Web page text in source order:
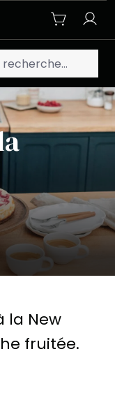
la New
fruitée.